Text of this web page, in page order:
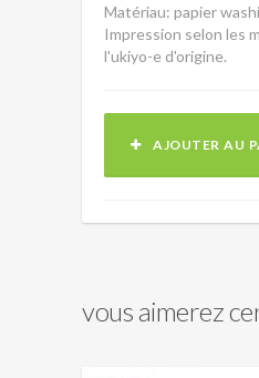
Matériau: papier washi
Impression selon les
l'ukiyo-e d'origine.
AJOUTER AU
vous aimerez